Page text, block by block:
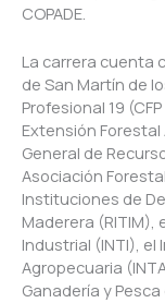
COPADE.
La carrera cuenta
de San Martín de
Profesional 19
Extensión Forestal
General de
Asociación
Instituciones de
Maderera
Industrial (INTI),
Agropecuaria
Ganadería y Pesca